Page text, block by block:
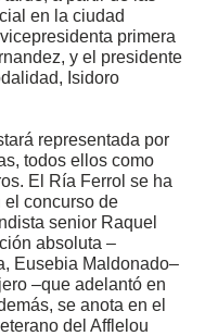
en la ciudad
primera
y el presidente
Isidoro
representada por
todos ellos como
El Ría Ferrol se ha
el concurso de
senior Raquel
absoluta –
Eusebia Maldonado–
–que adelantó en
se anota en el
del Afflelou